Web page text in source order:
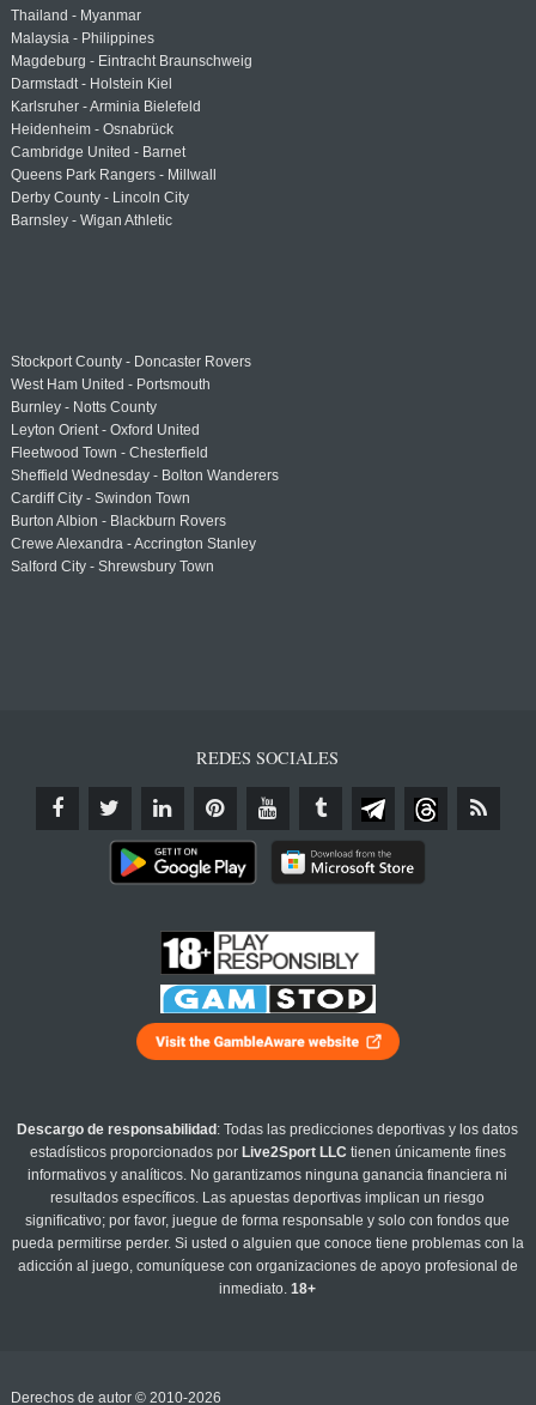
Thailand - Myanmar
Malaysia - Philippines
Magdeburg - Eintracht Braunschweig
Darmstadt - Holstein Kiel
Karlsruher - Arminia Bielefeld
Heidenheim - Osnabrück
Cambridge United - Barnet
Queens Park Rangers - Millwall
Derby County - Lincoln City
Barnsley - Wigan Athletic
Stockport County - Doncaster Rovers
West Ham United - Portsmouth
Burnley - Notts County
Leyton Orient - Oxford United
Fleetwood Town - Chesterfield
Sheffield Wednesday - Bolton Wanderers
Cardiff City - Swindon Town
Burton Albion - Blackburn Rovers
Crewe Alexandra - Accrington Stanley
Salford City - Shrewsbury Town
REDES SOCIALES
Descargo de responsabilidad : Todas las predicciones deportivas y los datos
estadísticos proporcionados por Live2Sport LLC tienen únicamente fines
informativos y analíticos. No garantizamos ninguna ganancia financiera ni
resultados específicos. Las apuestas deportivas implican un riesgo
significativo; por favor, juegue de forma responsable y solo con fondos que
pueda permitirse perder. Si usted o alguien que conoce tiene problemas con la
adicción al juego, comuníquese con organizaciones de apoyo profesional de
inmediato.18+
Derechos de autor © 2010-2026